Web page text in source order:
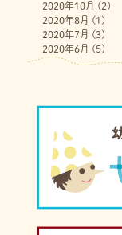
2020年10月 (2)
2020年8月 (1)
2020年7月 (3)
2020年6月 (5)